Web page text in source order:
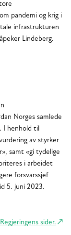
pandemi og krig i
infrastrukturen
Lindeberg.
Norges samlede
I henhold til
av styrker
samt «gi tydelige
i arbeidet
forsvarssjef
5. juni 2023.
sider.